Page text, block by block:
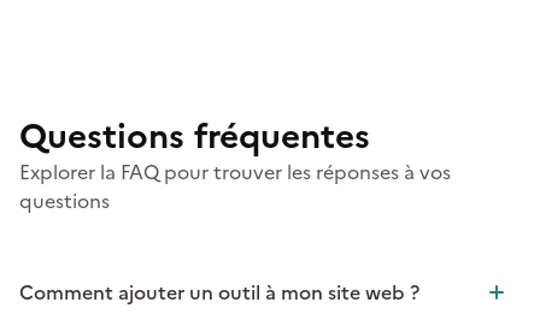
Questions fréquentes
Explorer la FAQ pour trouver les réponses à vos
questions
Comment ajouter un outil à mon site web ?